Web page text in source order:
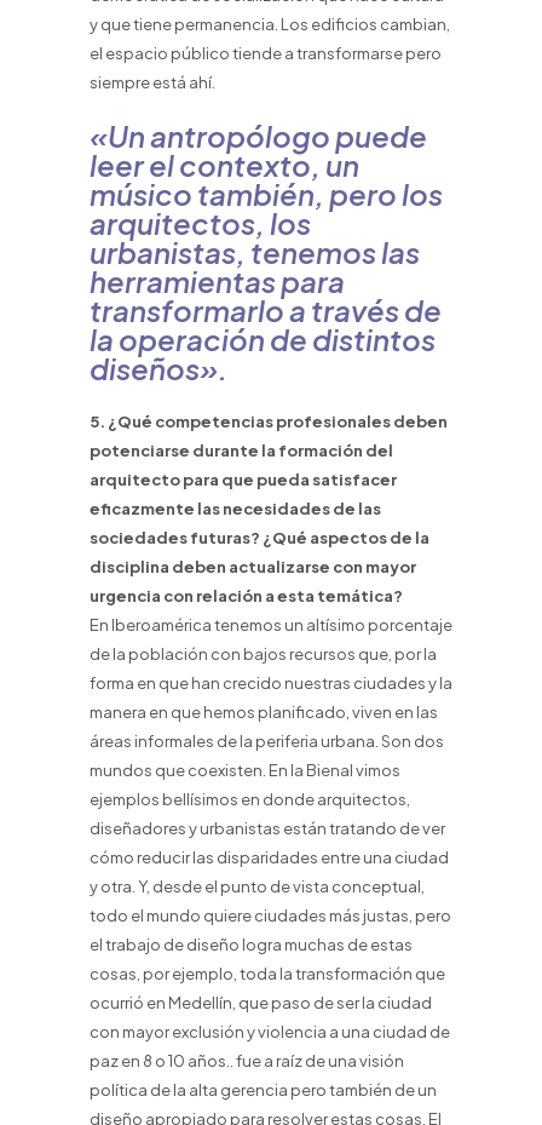
y que tiene permanencia. Los edificios cambian,
el espacio público tiende a transformarse pero
siempre está ahí.
«Un antropólogo puede
leer el contexto, un
músico también, pero los
arquitectos, los
urbanistas, tenemos las
herramientas para
transformarlo a través de
la operación de distintos
diseños».
5. ¿Qué competencias profesionales deben
potenciarse durante la formación del
arquitecto para que pueda satisfacer
eficazmente las necesidades de las
sociedades futuras? ¿Qué aspectos de la
disciplina deben actualizarse con mayor
urgencia con relación a esta temática?
En Iberoamérica tenemos un altísimo porcentaje
de la población con bajos recursos que, por la
forma en que han crecido nuestras ciudades y la
manera en que hemos planificado, viven en las
áreas informales de la periferia urbana. Son dos
mundos que coexisten. En la Bienal vimos
ejemplos bellísimos en donde arquitectos,
diseñadores y urbanistas están tratando de ver
cómo reducir las disparidades entre una ciudad
y otra. Y, desde el punto de vista conceptual,
todo el mundo quiere ciudades más justas, pero
el trabajo de diseño logra muchas de estas
cosas, por ejemplo, toda la transformación que
ocurrió en Medellín, que paso de ser la ciudad
con mayor exclusión y violencia a una ciudad de
paz en 8 o 10 años.. fue a raíz de una visión
política de la alta gerencia pero también de un
diseño apropiado para resolver estas cosas. El